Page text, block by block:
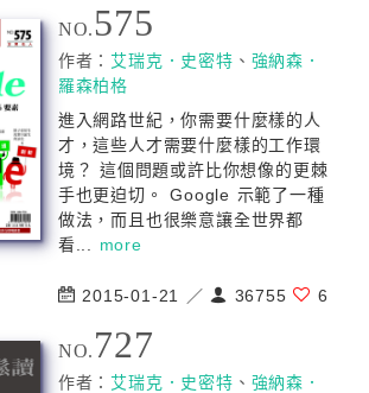
NO. 575
作者：艾瑞克．史密特 、 強納森．
羅森柏格
進入網路世紀，你需要什麼樣的人
才，這些人才需要什麼樣的工作環
境？ 這個問題或許比你想像的更棘
手也更迫切。 Google 示範了一種
做法，而且也很樂意讓全世界都
看... more
2015-01-21 ／ 36755 6
NO. 727
作者：艾瑞克．史密特 、 強納森．